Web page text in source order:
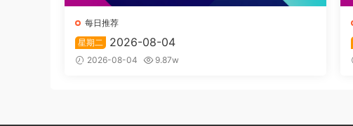
每日推荐
星期二
2026-08-04
2026-08-04 9.87w